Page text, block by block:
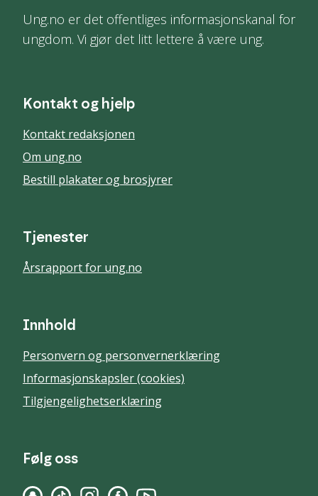
Ung.no er det offentliges informasjonskanal for
ungdom. Vi gjør det litt lettere å være ung.
Kontakt og hjelp
Kontakt redaksjonen
Om ung.no
Bestill plakater og brosjyrer
Tjenester
Årsrapport for ung.no
Innhold
Personvern og personvernerklæring
Informasjonskapsler (cookies)
Tilgjengelighetserklæring
Følg oss